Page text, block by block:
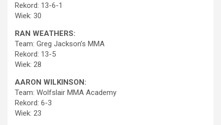
Rekord: 13-6-1
Wiek: 30
RAN WEATHERS:
Team: Greg Jackson’s MMA
Rekord: 13-5
Wiek: 28
AARON WILKINSON:
Team: Wolfslair MMA Academy
Rekord: 6-3
Wiek: 23